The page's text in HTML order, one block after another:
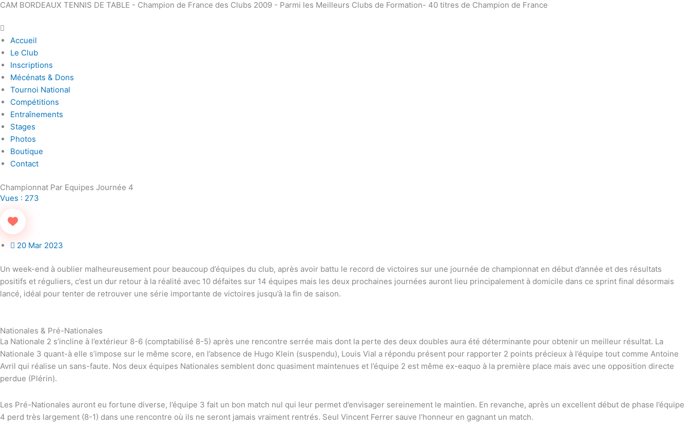
Aller
contenu
CAM BORDEAUX TENNIS DE TABLE - Champion de France des Clubs 2009 - Parmi les Meilleurs Clubs de Formation- 40 titres de Champion de France
Main
Accueil
Le Club
Inscriptions
Mécénats & Dons
Tournoi National
Compétitions
Entraînements
Stages
Photos
Boutique
Contact
Championnat Par Equipes Journée 4
Vues : 273
20 Mar 2023
Un week-end à oublier malheureusement pour beaucoup d’équipes du club, après avoir battu le record de victoires sur une journée de championnat en début d’année et des résultats
positifs et réguliers, c’est un dur retour à la réalité avec 10 défaites sur 14 équipes mais les deux prochaines journées auront lieu principalement à domicile dans ce sprint final désormais
lancé, idéal pour tenter de retrouver une série importante de victoires jusqu’à la fin de saison.
Nationales & Pré-Nationales
La Nationale 2 s’incline à l’extérieur 8-6 (comptabilisé 8-5) après une rencontre serrée mais dont la perte des deux doubles aura été déterminante pour obtenir un meilleur résultat. La
Nationale 3 quant-à elle s’impose sur le même score, en l’absence de Hugo Klein (suspendu), Louis Vial a répondu présent pour rapporter 2 points précieux à l’équipe tout comme Antoine
Avril qui réalise un sans-faute. Nos deux équipes Nationales semblent donc quasiment maintenues et l’équipe 2 est même ex-eaquo à la première place mais avec une opposition directe
perdue (Plérin).
Les Pré-Nationales auront eu fortune diverse, l’équipe 3 fait un bon match nul qui leur permet d’envisager sereinement le maintien. En revanche, après un excellent début de phase l’équipe
4 perd très largement (8-1) dans une rencontre où ils ne seront jamais vraiment rentrés. Seul Vincent Ferrer sauve l’honneur en gagnant un match.